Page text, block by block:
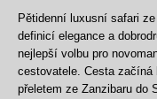
Pětidenní luxusní safari
definicí elegance a
nejlepší volbu pro
cestovatele. Cesta začíná
přeletem ze Zanzibaru do